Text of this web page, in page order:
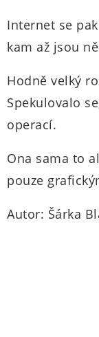
Internet se
kam až jsou
Hodně velký
Spekulovalo
operací.
Ona sama to
pouze
Autor: Šárka